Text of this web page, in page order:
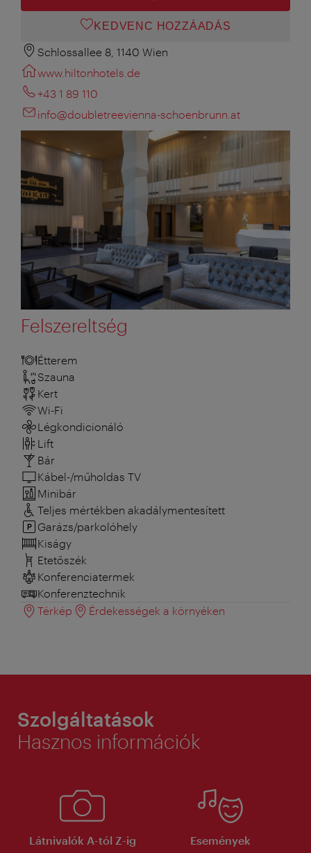
KEDVENC HOZZÁADÁS
Schlossallee 8, 1140 Wien
www.hiltonhotels.de
+43 1 89 110
info@doubletreevienna-schoenbrunn.at
Felszereltség
Étterem
Szauna
Kert
Wi-Fi
Légkondicionáló
Lift
Bár
Kábel-/műholdas TV
Minibár
Teljes mértékben akadálymentesített
Garázs/parkolóhely
Kiságy
Etetőszék
Konferenciatermek
Konferenztechnik
Térkép
Érdekességek a környéken
Szolgáltatások
Hasznos információk
Látnivalók A-tól Z-ig Események